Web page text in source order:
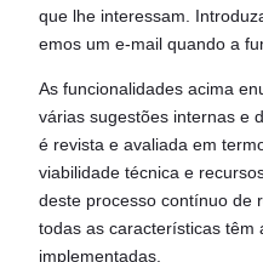
que lhe interessam.
emos um e-mail quando a
As funcionalidades acima
várias sugestões internas e
é revista e avaliada em
viabilidade técnica e
deste processo contínuo de
todas as características têm
implementadas.